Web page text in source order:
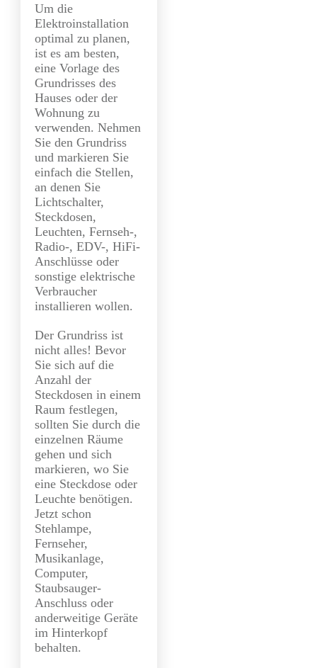
Um die
Elektroinstallation
optimal zu planen,
ist es am besten,
eine Vorlage des
Grundrisses des
Hauses oder der
Wohnung zu
verwenden. Nehmen
Sie den Grundriss
und markieren Sie
einfach die Stellen,
an denen Sie
Lichtschalter,
Steckdosen,
Leuchten, Fernseh-,
Radio-, EDV-, HiFi-
Anschlüsse oder
sonstige elektrische
Verbraucher
installieren wollen.
Der Grundriss ist
nicht alles! Bevor
Sie sich auf die
Anzahl der
Steckdosen in einem
Raum festlegen,
sollten Sie durch die
einzelnen Räume
gehen und sich
markieren, wo Sie
eine Steckdose oder
Leuchte benötigen.
Jetzt schon
Stehlampe,
Fernseher,
Musikanlage,
Computer,
Staubsauger-
Anschluss oder
anderweitige Geräte
im Hinterkopf
behalten.